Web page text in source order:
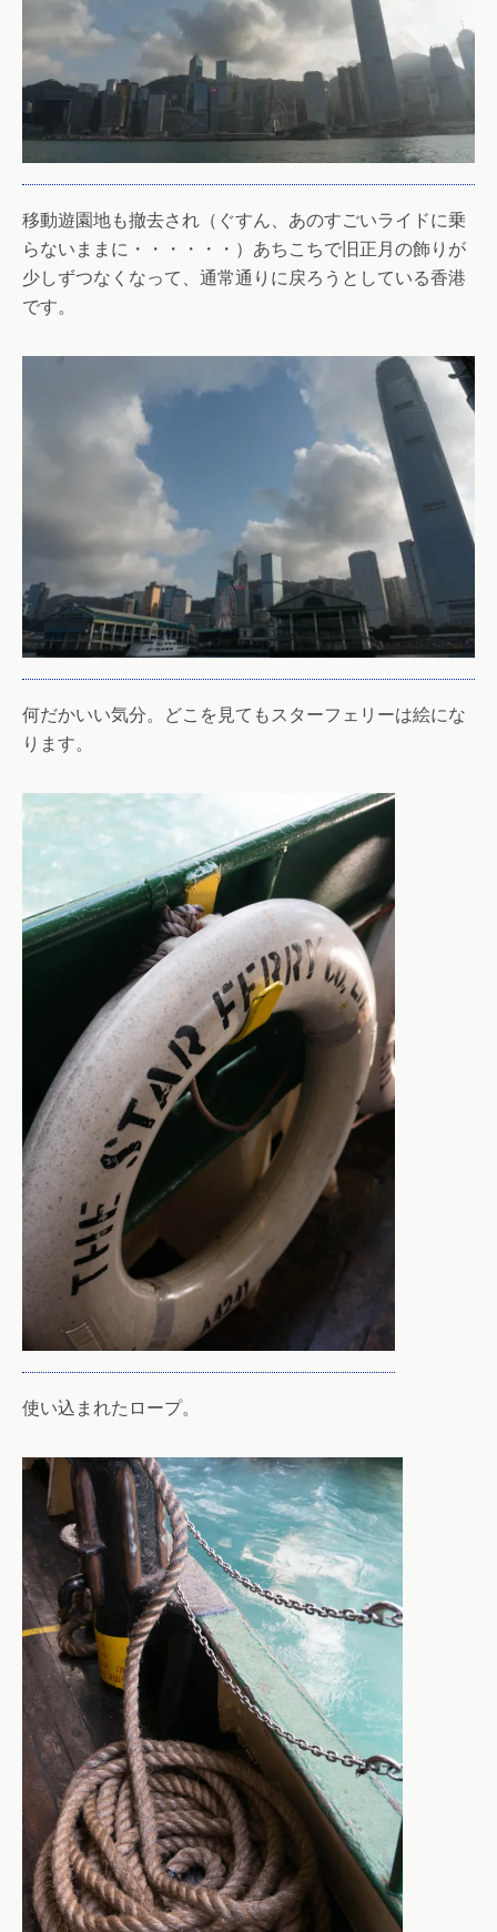
移動遊園地も撤去され（ぐすん、あのすごいライドに乗
らないままに・・・・・・）あちこちで旧正月の飾りが
少しずつなくなって、通常通りに戻ろうとしている香港
です。
何だかいい気分。どこを見てもスターフェリーは絵にな
ります。
使い込まれたロープ。